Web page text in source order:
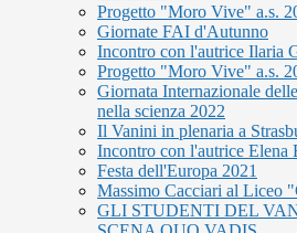
Progetto "Moro Vive" a.s.
Giornate FAI d'Autunno
Incontro con l'autrice Ilaria
Progetto "Moro Vive" a.s.
Giornata Internazionale
nella scienza 2022
Il Vanini in plenaria a
Incontro con l'autrice Elena
Festa dell'Europa 2021
Massimo Cacciari al Liceo
GLI STUDENTI DEL